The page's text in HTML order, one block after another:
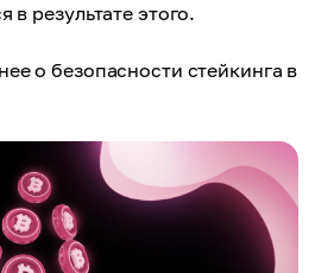
в результате этого.
о безопасности стейкинга в